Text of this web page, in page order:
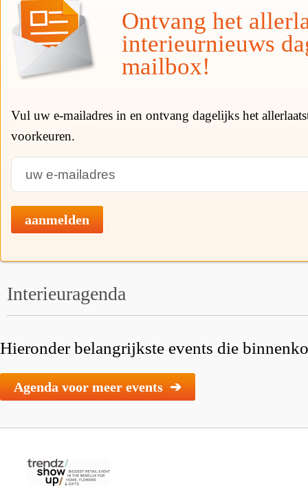
Ontvang het
interieurnieuws
mailbox!
Vul uw e-mailadres in en ontvang dagelijks het
voorkeuren.
aanmelden
Interieuragenda
Hieronder belangrijkste events die
Agenda voor meer events ➔